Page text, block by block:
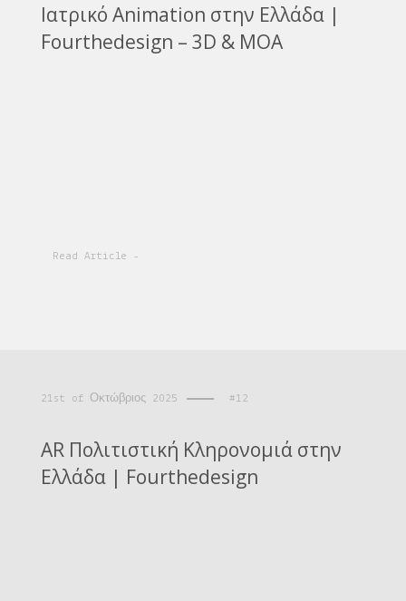
Ιατρικό Animation στην Ελλάδα |
Fourthedesign – 3D & MOA
Read Article -
21st of Οκτώβριος 2025 #12
AR Πολιτιστική Κληρονομιά στην
Ελλάδα | Fourthedesign